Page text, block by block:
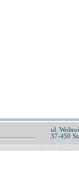
ul.
37-450